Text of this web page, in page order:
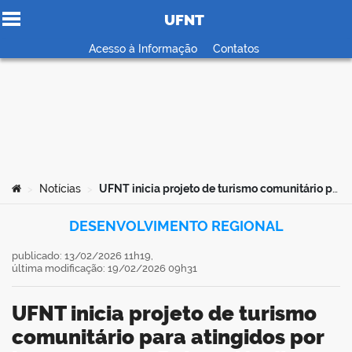
Ir para o conteúdo
UFNT
Acesso à Informação Contatos
Você está aqui:
Notícias UFNT inicia projeto de turismo comunitário para atingidos por barragens em Babaçulândia
DESENVOLVIMENTO REGIONAL
UFNT inicia projeto de turismo
comunitário para atingidos por
publicado: 13/02/2026 11h19,
última modificação: 19/02/2026 09h31